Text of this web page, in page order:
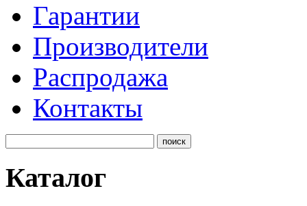
Гарантии
Производители
Распродажа
Контакты
Каталог